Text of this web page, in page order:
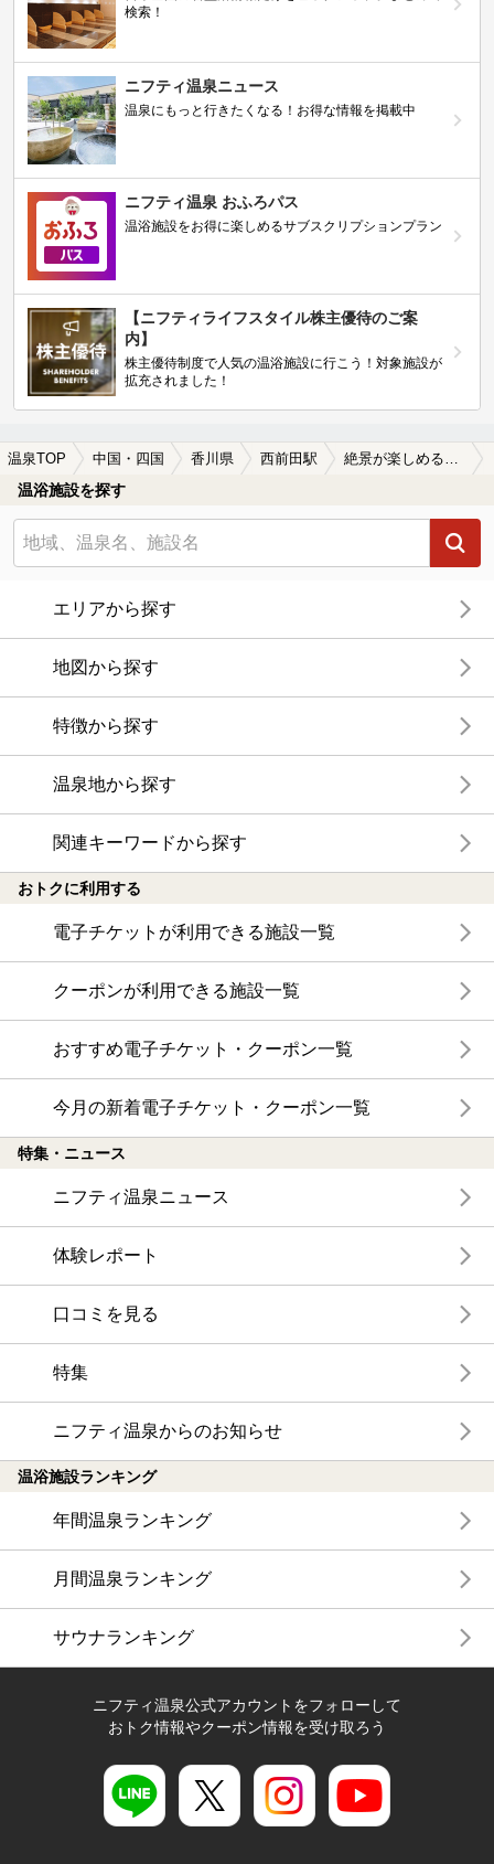
検索！
ニフティ温泉ニュース
温泉にもっと行きたくなる！お得な情報を掲載中
ニフティ温泉 おふろパス
温浴施設をお得に楽しめるサブスクリプションプラン
【ニフティライフスタイル株主優待のご案
内】
株主優待制度で人気の温浴施設に行こう！対象施設が
拡充されました！
温泉TOP 中国・四国 香川県 西前田駅 絶景が楽しめる西前田駅近くの温泉、日帰り温泉、スーパー銭湯おすすめ
温浴施設を探す
エリアから探す
地図から探す
特徴から探す
温泉地から探す
関連キーワードから探す
おトクに利用する
電子チケットが利用できる施設一覧
クーポンが利用できる施設一覧
おすすめ電子チケット・クーポン一覧
今月の新着電子チケット・クーポン一覧
特集・ニュース
ニフティ温泉ニュース
体験レポート
口コミを見る
特集
ニフティ温泉からのお知らせ
温浴施設ランキング
年間温泉ランキング
月間温泉ランキング
サウナランキング
ニフティ温泉公式アカウントをフォローして
おトク情報やクーポン情報を受け取ろう